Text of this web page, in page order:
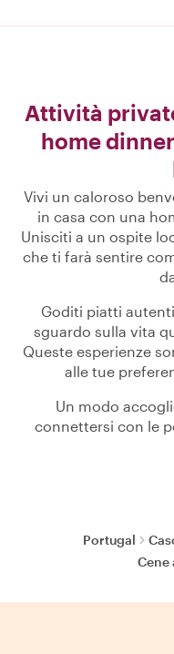
Attività
home
Vivi un caloroso
in casa con una
Unisciti a un ospite
che ti farà sentire
Goditi piatti
sguardo sulla vita
Queste esperienze
alle tue
Un modo
connettersi con le
Portugal
Cene